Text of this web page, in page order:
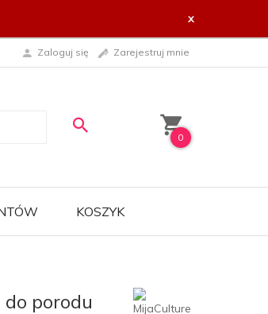
x
Zaloguj się Zarejestruj mnie
0
KOSZYK
porodu